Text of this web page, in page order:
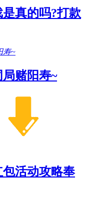
真的吗?打款
局赌阳寿~
包活动攻略奉